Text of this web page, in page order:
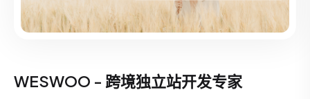
WESWOO - 跨境独立站开发专家